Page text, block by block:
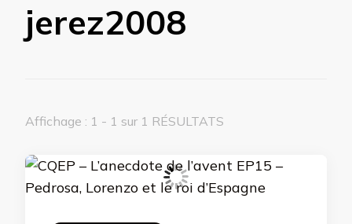
jerez2008
Affichage : 1 - 1 sur 1 RÉSULTATS